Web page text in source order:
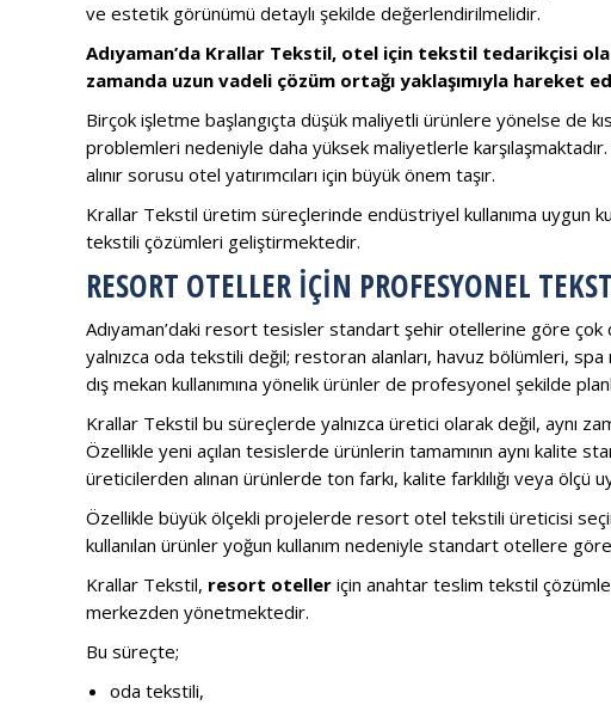
ve estetik görünümü detaylı şekilde değerlendirilmelidir.
Adıyaman’da Krallar Tekstil, otel için tekstil tedarikçisi
zamanda uzun vadeli çözüm ortağı yaklaşımıyla hareket
Birçok işletme başlangıçta düşük maliyetli ürünlere yönelse de
problemleri nedeniyle daha yüksek maliyetlerle
alınır sorusu otel yatırımcıları için büyük önem taşır.
Krallar Tekstil üretim süreçlerinde endüstriyel kullanıma uygun
tekstili çözümleri geliştirmektedir.
RESORT OTELLER İÇIN PROFESYONEL
Adıyaman’daki resort tesisler standart şehir otellerine göre
yalnızca oda tekstili değil; restoran alanları, havuz bölümleri,
dış mekan kullanımına yönelik ürünler de profesyonel şekilde
Krallar Tekstil bu süreçlerde yalnızca üretici olarak değil, aynı
Özellikle yeni açılan tesislerde ürünlerin tamamının aynı kalite
üreticilerden alınan ürünlerde ton farkı, kalite farklılığı veya
Özellikle büyük ölçekli projelerde resort otel tekstili üreticisi
kullanılan ürünler yoğun kullanım nedeniyle standart otellere
Krallar Tekstil, resort oteller için anahtar teslim tekstil
merkezden yönetmektedir.
Bu süreçte;
oda tekstili,